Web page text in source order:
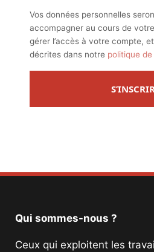
Vos données personnelles
accompagner au cours de
gérer l’accès à votre compte,
décrites dans notre politique
Qui sommes-nous ?
Ceux qui exploitent les